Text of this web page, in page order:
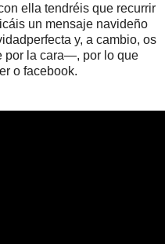
ella tendréis que recurrir
un mensaje navideño
y, a cambio, os
por la cara—, por lo que
o facebook.